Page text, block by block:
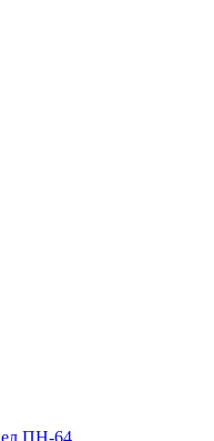
ПН-64